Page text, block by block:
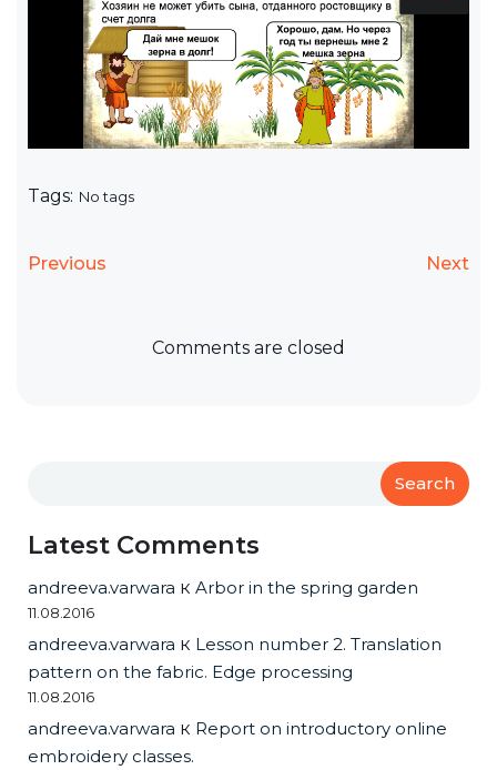
Tags: No tags
Previous Next
Comments are closed
Search
Latest Comments
andreeva.varwara к Arbor in the spring garden
11.08.2016
andreeva.varwara к Lesson number 2. Translation
pattern on the fabric. Edge processing
11.08.2016
andreeva.varwara к Report on introductory online
embroidery classes.